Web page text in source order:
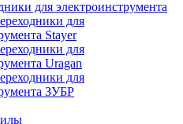
для электроинструмента
для
Stayer
для
Uragan
для
ЗУБР